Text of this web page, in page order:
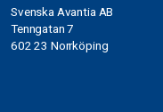
Svenska Avantia AB
Tenngatan 7
602 23 Norrköping